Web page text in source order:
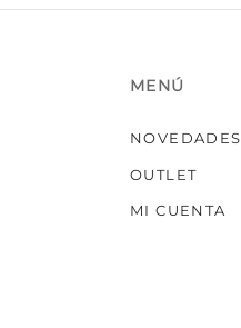
MENÚ
NOVEDADES
OUTLET
MI CUENTA